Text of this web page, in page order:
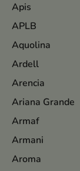
Apis
APLB
Aquolina
Ardell
Arencia
Ariana Grande
Armaf
Armani
Aroma